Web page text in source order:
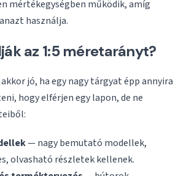
mértékegységben működik, amíg
használja.
az 1:5 méretarányt?
jó, ha egy nagy tárgyat épp annyira
hogy elférjen egy lapon, de ne
— nagy bemutató modellek,
olvasható részletek kellenek.